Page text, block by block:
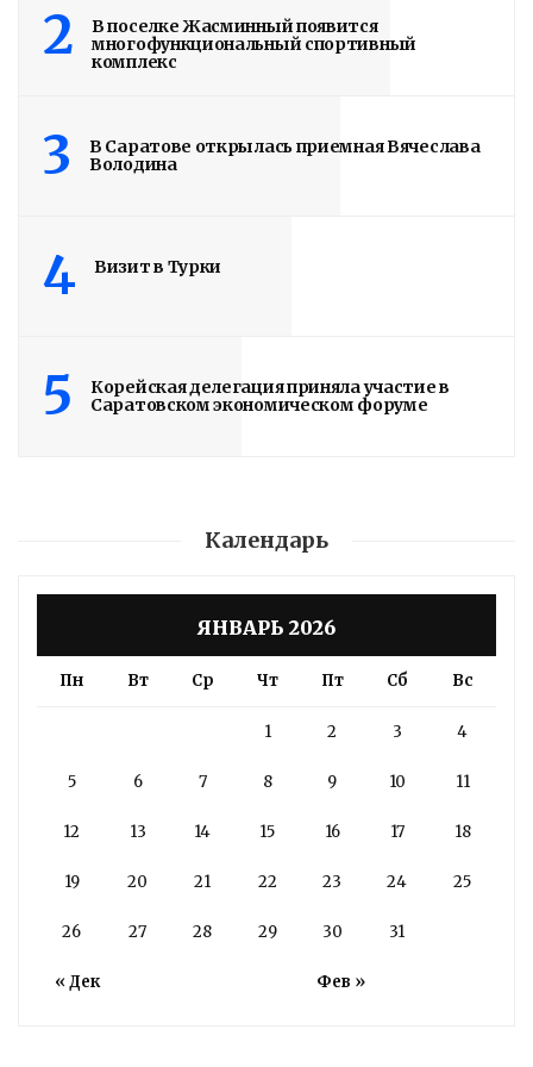
2
В поселке Жасминный появится
многофункциональный спортивный
комплекс
3
В Саратове открылась приемная Вячеслава
Володина
4 Визит в Турки
5
Корейская делегация приняла участие в
Саратовском экономическом форуме
Календарь
ЯНВАРЬ 2026
Пн Вт Ср Чт Пт Сб Вс
« Дек Фев »
1 2 3 4
5 6 7 8 9 10 11
12 13 14 15 16 17 18
19 20 21 22 23 24 25
26 27 28 29 30 31